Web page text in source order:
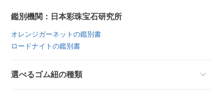
鑑別機関：日本彩珠宝石研究所
オレンジガーネットの鑑別書
ロードナイトの鑑別書
選べるゴム紐の種類